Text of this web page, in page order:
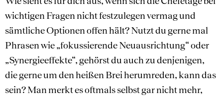
wichtigen Fragen nicht festzulegen vermag und
sämtliche Optionen offen hält? Nutzt du gerne mal
Phrasen wie „fokussierende Neuausrichtung“ oder
„Synergieeffekte“, gehörst du auch zu denjenigen,
die gerne um den heißen Brei herumreden, kann das
sein? Man merkt es oftmals selbst gar nicht mehr,